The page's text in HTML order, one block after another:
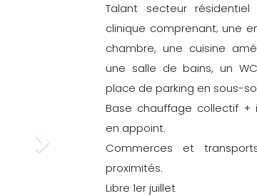
Talant secteur
clinique comprenant; une
chambre, une cuisine
une salle de bains, un
place de parking en sous-
Base chauffage collectif +
en appoint.
Commerces et
proximités.
Libre 1er juillet